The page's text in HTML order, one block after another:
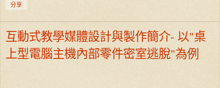
分享
互動式教學媒體設計與製作簡介- 以"桌
上型電腦主機內部零件密室逃脫"為例